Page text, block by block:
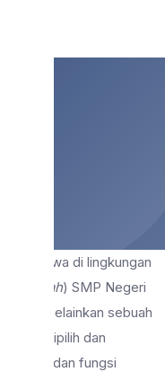
siswa di lingkungan
Sekolah) SMP Negeri
melainkan sebuah
OSIS dipilih dan
pokok dan fungsi